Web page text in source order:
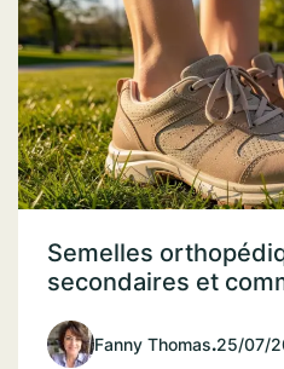
Semelles
secondaires et
Fanny Thomas.25/07/